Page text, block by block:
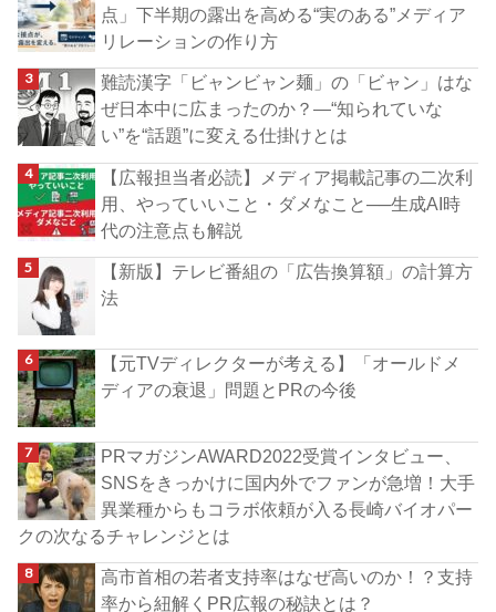
点」下半期の露出を高める“実のある”メディア
リレーションの作り方
難読漢字「ビャンビャン麺」の「ビャン」はな
ぜ日本中に広まったのか？―“知られていな
い”を“話題”に変える仕掛けとは
【広報担当者必読】メディア掲載記事の二次利
用、やっていいこと・ダメなこと──生成AI時
代の注意点も解説
【新版】テレビ番組の「広告換算額」の計算方
法
【元TVディレクターが考える】「オールドメ
ディアの衰退」問題とPRの今後
PRマガジンAWARD2022受賞インタビュー、
SNSをきっかけに国内外でファンが急増！大手
異業種からもコラボ依頼が入る長崎バイオパー
クの次なるチャレンジとは
高市首相の若者支持率はなぜ高いのか！？支持
率から紐解くPR広報の秘訣とは？